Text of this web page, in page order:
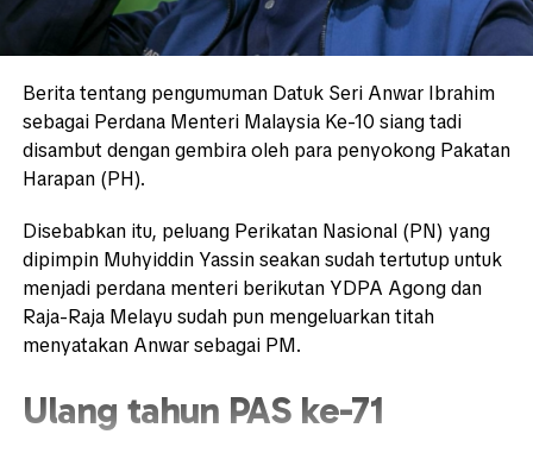
Berita tentang pengumuman Datuk Seri Anwar Ibrahim
sebagai Perdana Menteri Malaysia Ke-10 siang tadi
disambut dengan gembira oleh para penyokong Pakatan
Harapan (PH).
Disebabkan itu, peluang Perikatan Nasional (PN) yang
dipimpin Muhyiddin Yassin seakan sudah tertutup untuk
menjadi perdana menteri berikutan YDPA Agong dan
Raja-Raja Melayu sudah pun mengeluarkan titah
menyatakan Anwar sebagai PM.
Ulang tahun PAS ke-71